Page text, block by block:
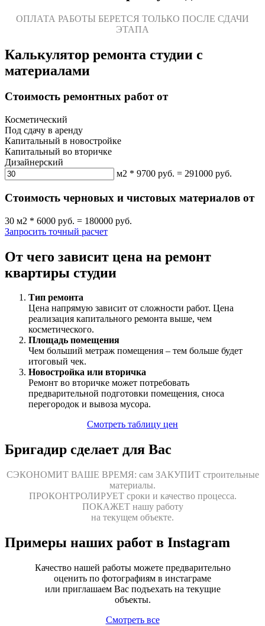
ОПЛАТА РАБОТЫ БЕРЕТСЯ ТОЛЬКО ПОСЛЕ СДАЧИ
ЭТАПА
Калькулятор ремонта студии с
материалами
Стоимость ремонтных работ от
Косметический
Под сдачу в аренду
Капитальный в новостройке
Капитальный во вторичке
Дизайнерский
м2 * 9700 руб. = 291000 руб.
Cтоимость черновых и чистовых материалов от
30 м2 * 6000 руб. = 180000 руб.
Запросить точный расчет
От чего зависит цена на ремонт
квартиры студии
Тип ремонта
Цена напрямую зависит от сложности работ. Цена
реализация капитального ремонта выше, чем
косметического.
Площадь помещения
Чем больший метраж помещения – тем больше будет
итоговый чек.
Новостройка или вторичка
Ремонт во вторичке может потребовать
предварительной подготовки помещения, сноса
перегородок и вывоза мусора.
Смотреть таблицу цен
Бригадир сделает для Вас
СЭКОНОМИТ ВАШЕ ВРЕМЯ: сам ЗАКУПИТстроительные
материалы.
ПРОКОНТРОЛИРУЕТсроки и качество процесса.
ПОКАЖЕТнашу работу
на текущем объекте.
Примеры наших работ в Instagram
Качество нашей работы можете предварительно
оценить по фотографиям в инстаграме
или приглашаем Вас подъехать на текущие
объекты.
Смотреть все